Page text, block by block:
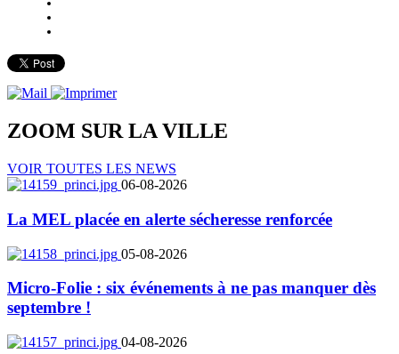
ZOOM SUR LAVILLE
VOIR TOUTES LES NEWS
06-08-2026
La MEL placée en alerte sécheresse renforcée
05-08-2026
Micro-Folie : six événements à ne pas manquer dès
septembre !
04-08-2026